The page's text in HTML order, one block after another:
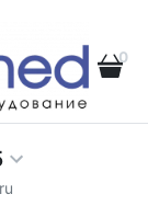
0